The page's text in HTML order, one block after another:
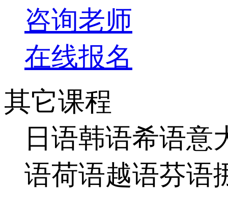
咨询老师
在线报名
其它课程
日语韩语希语意
语荷语越语芬语